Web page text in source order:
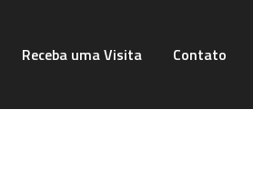
Receba uma Visita Contato